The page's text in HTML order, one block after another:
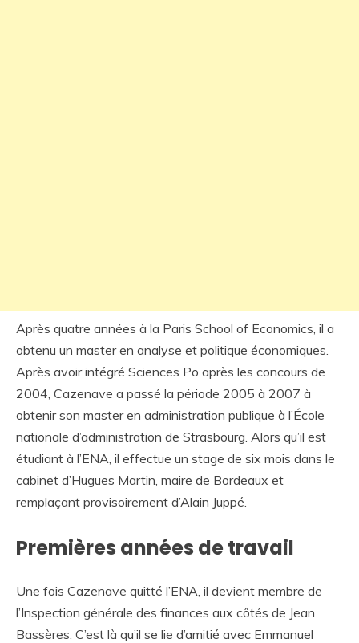
Après quatre années à la Paris School of Economics, il a
obtenu un master en analyse et politique économiques.
Après avoir intégré Sciences Po après les concours de
2004, Cazenave a passé la période 2005 à 2007 à
obtenir son master en administration publique à l’École
nationale d’administration de Strasbourg. Alors qu’il est
étudiant à l’ENA, il effectue un stage de six mois dans le
cabinet d’Hugues Martin, maire de Bordeaux et
remplaçant provisoirement d’Alain Juppé.
Premières années de travail
Une fois Cazenave quitté l’ENA, il devient membre de
l’Inspection générale des finances aux côtés de Jean
Bassères. C’est là qu’il se lie d’amitié avec Emmanuel